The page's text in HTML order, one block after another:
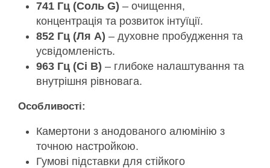
741 Гц (Соль G) – очищення,
концентрація та розвиток інтуїції.
852 Гц (Ля A) – духовне пробудження та
усвідомленість.
963 Гц (Сі B) – глибоке налаштування та
внутрішня рівновага.
Особливості:
Камертони з анодованого алюмінію з
точною настройкою.
Гумові підставки для стійкого